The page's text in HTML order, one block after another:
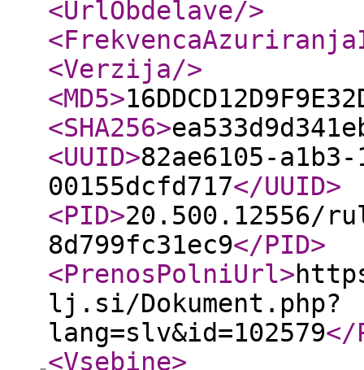
<UrlObdelave/>
<Verzija/>
<MD5>
<SHA256>
<UUID>82ae6105-
00155dcfd717</UUID>
<PID>20.500.12556/
8d799fc31ec9</PID>
<PrenosPolniUrl>
lj.si/Dokument.php?
lang=slv&id=102579</
<Vsebine>